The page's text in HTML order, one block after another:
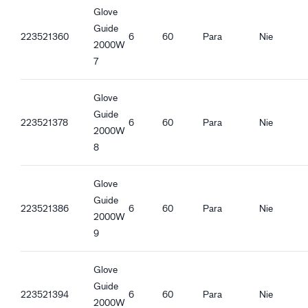
Guide 2000W_it-IT_Productsheet.pdf
Guide 2000W_hu-HU_Productsheet.pdf
Guide 2000W_et-EE_Productsheet.pdf
223521360
Glove
Guide
2000W
7
6 60 Para Nie
223521378
Glove
Guide
2000W
8
6 60 Para Nie
223521386
Glove
Guide
2000W
9
6 60 Para Nie
223521394
Glove
Guide
2000W
6 60 Para Nie